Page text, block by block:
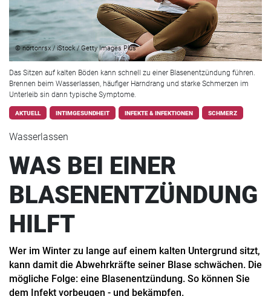
© nortonrsx / iStock / Getty Images Plus
Das Sitzen auf kalten Böden kann schnell zu einer Blasenentzündung führen.
Brennen beim Wasserlassen, häufiger Harndrang und starke Schmerzen im
Unterleib sin dann typische Symptome.
AKTUELL INTIMGESUNDHEIT INFEKTE & INFEKTIONEN SCHMERZ
Wasserlassen
WAS BEI EINER
BLASENENTZÜNDUNG
HILFT
Wer im Winter zu lange auf einem kalten Untergrund sitzt,
kann damit die Abwehrkräfte seiner Blase schwächen. Die
mögliche Folge: eine Blasenentzündung. So können Sie
dem Infekt vorbeugen - und bekämpfen.